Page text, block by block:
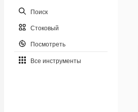
Поиск
Стоковый
Посмотреть
Все инструменты